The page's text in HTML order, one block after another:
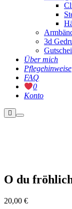
3d
Über mich
Pflegehinweise
FAQ
0
Konto
Weitere
Informationen
Hauptmenü
O du
20,00 €